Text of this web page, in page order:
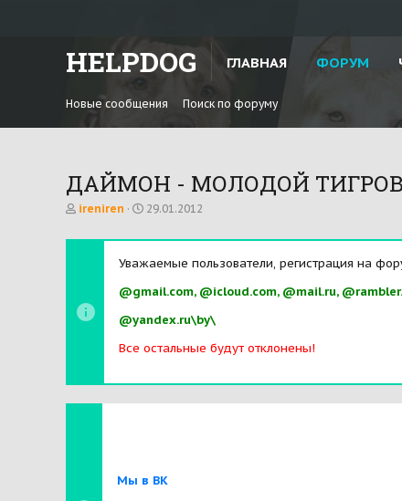
HELPDOG ГЛАВНАЯ ФОРУМ
Новые сообщения Поиск по форуму
ДАЙМОН - МОЛОДОЙ
А
т
м
ы
ireniren
Д
т
н
ч
л
29.01.2012
Уважаемые пользователи, регистрация на
@gmail.com, @icloud.com, @mail.ru,
@yandex.ru\by\
Все остальные будут отклонены!
Мы в ВК